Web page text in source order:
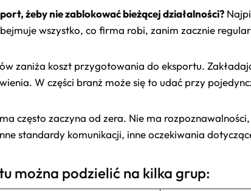
żeby nie zablokować bieżącej działalności?
wszystko, co firma robi, zanim zacznie
zaniża koszt przygotowania do eksportu.
W części branż może się to udać przy
często zaczyna od zera. Nie ma
standardy komunikacji, inne oczekiwania
można podzielić na kilka grup: